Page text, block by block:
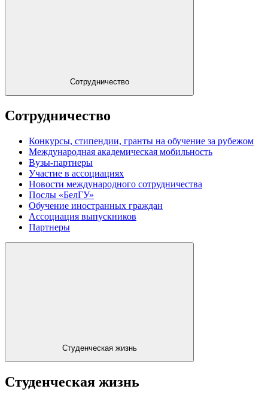
Сотрудничество
Сотрудничество
Конкурсы, стипендии, гранты на обучение за рубежом
Международная академическая мобильность
Вузы-партнеры
Участие в ассоциациях
Новости международного сотрудничества
Послы «БелГУ»
Обучение иностранных граждан
Ассоциация выпускников
Партнеры
Студенческая жизнь
Студенческая жизнь